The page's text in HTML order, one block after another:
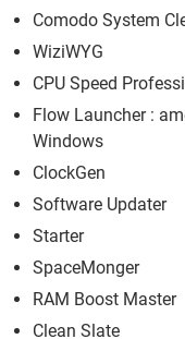
Comodo System
WiziWYG
CPU Speed
Flow Launcher :
Windows
ClockGen
Software Updater
Starter
SpaceMonger
RAM Boost Master
Clean Slate